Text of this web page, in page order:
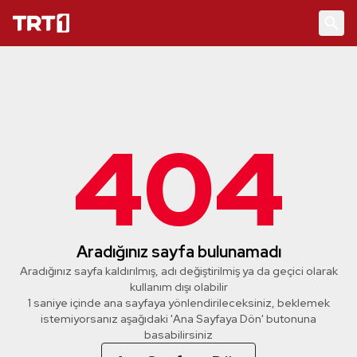
404
Aradığınız sayfa bulunamadı
Aradığınız sayfa kaldırılmış, adı değiştirilmiş ya da geçici olarak
kullanım dışı olabilir
1 saniye içinde ana sayfaya yönlendirileceksiniz, beklemek
istemiyorsanız aşağıdaki 'Ana Sayfaya Dön' butonuna
basabilirsiniz